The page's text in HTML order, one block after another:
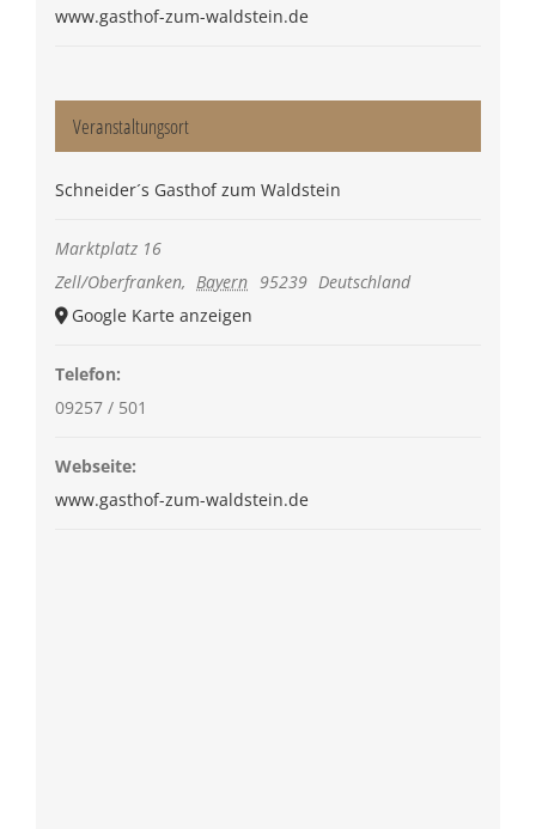
www.gasthof-zum-waldstein.de
Veranstaltungsort
Schneider´s Gasthof zum Waldstein
Marktplatz 16
Zell/Oberfranken, Bayern 95239 Deutschland
Google Karte anzeigen
Telefon:
09257 / 501
Webseite:
www.gasthof-zum-waldstein.de